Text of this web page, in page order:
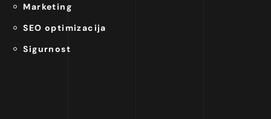
Marketing
SEO optimizacija
Sigurnost